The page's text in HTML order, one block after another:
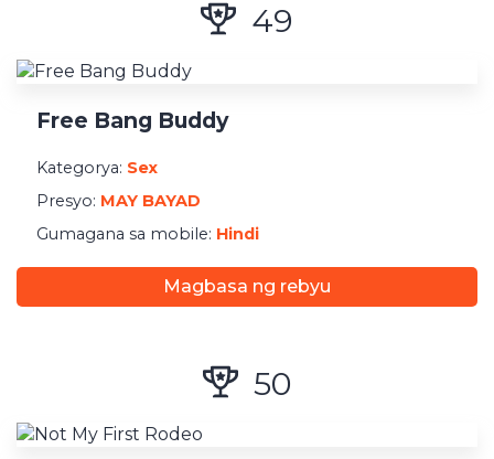
49
Free Bang Buddy
Kategorya: Sex
Presyo: MAY BAYAD
Gumagana sa mobile: Hindi
Magbasa ng rebyu
50